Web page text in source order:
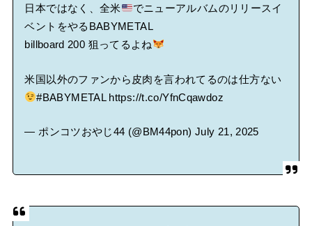
日本ではなく、全米
でニューアルバムのリリースイ
ベントをやるBABYMETAL
billboard 200 狙ってるよね
米国以外のファンから皮肉を言われてるのは仕方ない
#BABYMETAL https://t.co/YfnCqawdoz
— ポンコツおやじ44 (@BM44pon) July 21, 2025